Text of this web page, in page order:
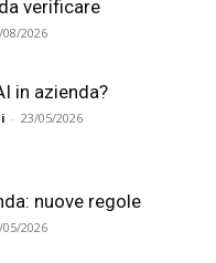
verificare
08/2026
in azienda?
- 23/05/2026
nuove regole
05/2026